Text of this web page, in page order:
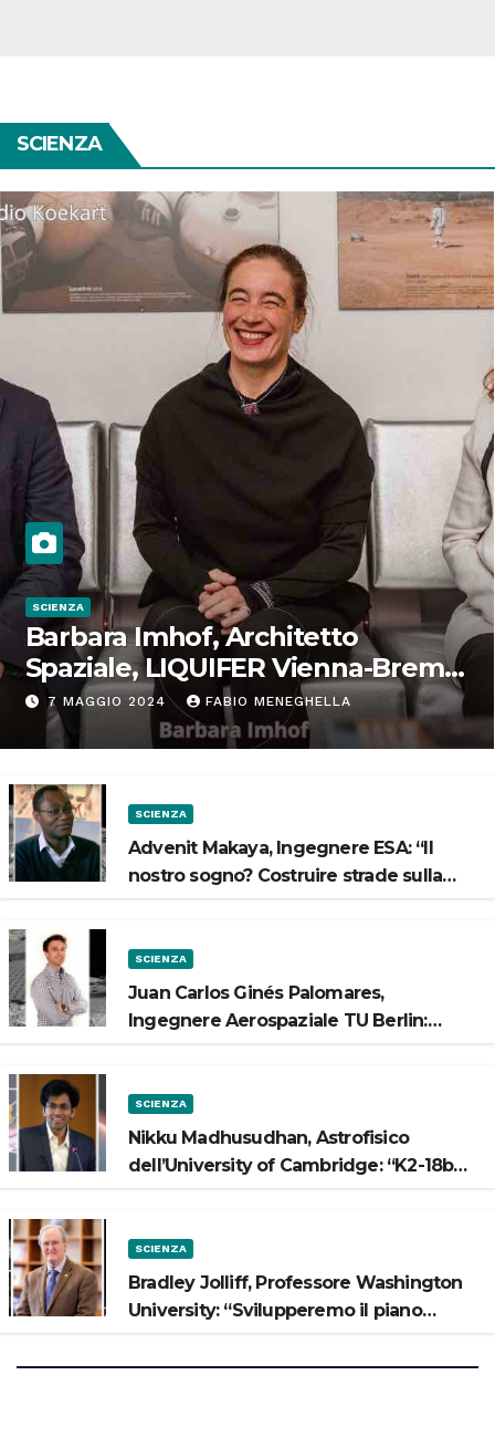
SCIENZA
SCIENZA
Barbara Imhof, Architetto
Spaziale, LIQUIFER Vienna-Brema:
“Progettiamo habitat per lo
Spazio”
7 MAGGIO 2024 FABIO MENEGHELLA
SCIENZA
Advenit Makaya, Ingegnere ESA: “Il
nostro sogno? Costruire strade sulla
SCIENZA
Juan Carlos Ginés Palomares,
Ingegnere Aerospaziale TU Berlin:
SCIENZA
Nikku Madhusudhan, Astrofisico
dell’University of Cambridge: “K2-18b
SCIENZA
Bradley Jolliff, Professore Washington
University: “Svilupperemo il piano